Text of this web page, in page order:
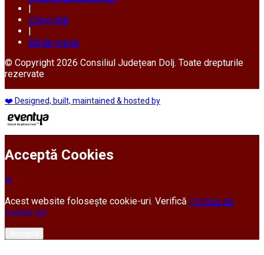
|
Copyright
|
Kit de presă
© Copyright 2026 Consiliul Județean Dolj. Toate drepturile
rezervate
❤️ Designed, built, maintained & hosted by
Acceptă Cookies
Acest website folosește cookie-uri. Verifică Politica de
cookie-uri